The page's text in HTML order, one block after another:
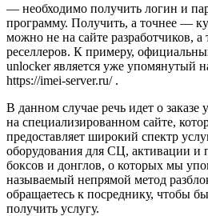
— необходимо получить логин и
программу. Получить, а точнее —
можно не на сайте разработчиков,
реселлеров. К примеру,
unlocker является уже упомянутый
https://imei-server.ru/ .
В данном случае речь идет о заказе
на специализированном сайте,
предоставляет широкий спектр
оборудования для СЦ, активации и
боксов и донглов, о которых мы
называемый непрямой метод
обращаетесь к посреднику, чтобы
получить услугу.